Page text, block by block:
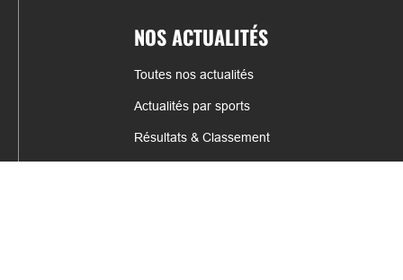
NOS ACTUALITÉS
Toutes nos actualités
Actualités par sports
Résultats & Classement